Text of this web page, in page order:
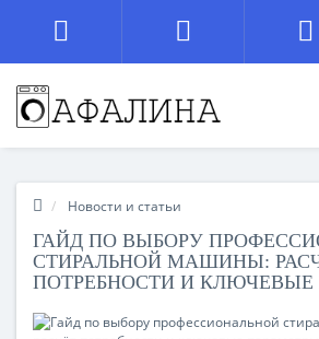
Новости и статьи
ГАЙД ПО ВЫБОРУ
СТИРАЛЬНОЙ МАШИНЫ:
ПОТРЕБНОСТИ И